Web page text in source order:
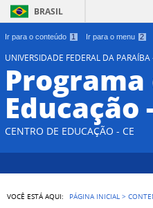
Ir para o conteúdo 1 Ir para o menu 2
BRASIL
UNIVERSIDADE FEDERAL DA PARAÍBA
Programa
Educação
CENTRO DE EDUCAÇÃO - CE
VOCÊ ESTÁ AQUI: PÁGINA INICIAL >